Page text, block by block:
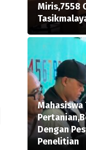
Miris,7558
Mahasiswa
Dengan
Penelitian